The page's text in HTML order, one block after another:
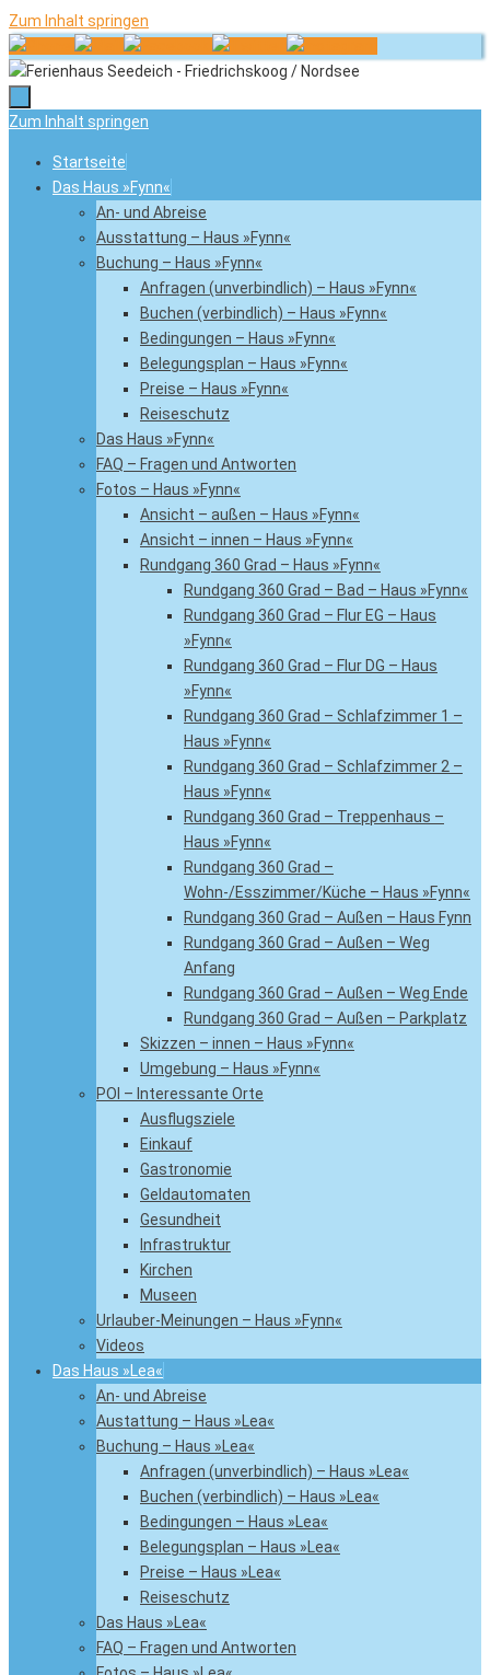
Zum Inhalt springen
Zum Inhalt springen
Startseite
Das Haus »Fynn«
An- und Abreise
Ausstattung – Haus »Fynn«
Buchung – Haus »Fynn«
Anfragen (unverbindlich) – Haus »Fynn«
Buchen (verbindlich) – Haus »Fynn«
Bedingungen – Haus »Fynn«
Belegungsplan – Haus »Fynn«
Preise – Haus »Fynn«
Reiseschutz
Das Haus »Fynn«
FAQ – Fragen und Antworten
Fotos – Haus »Fynn«
Ansicht – außen – Haus »Fynn«
Ansicht – innen – Haus »Fynn«
Rundgang 360 Grad – Haus »Fynn«
Rundgang 360 Grad – Bad – Haus »Fynn«
Rundgang 360 Grad – Flur EG – Haus
»Fynn«
Rundgang 360 Grad – Flur DG – Haus
»Fynn«
Rundgang 360 Grad – Schlafzimmer 1 –
Haus »Fynn«
Rundgang 360 Grad – Schlafzimmer 2 –
Haus »Fynn«
Rundgang 360 Grad – Treppenhaus –
Haus »Fynn«
Rundgang 360 Grad –
Wohn-/Esszimmer/Küche – Haus »Fynn«
Rundgang 360 Grad – Außen – Haus Fynn
Rundgang 360 Grad – Außen – Weg
Anfang
Rundgang 360 Grad – Außen – Weg Ende
Rundgang 360 Grad – Außen – Parkplatz
Skizzen – innen – Haus »Fynn«
Umgebung – Haus »Fynn«
POI – Interessante Orte
Ausflugsziele
Einkauf
Gastronomie
Geldautomaten
Gesundheit
Infrastruktur
Kirchen
Museen
Urlauber-Meinungen – Haus »Fynn«
Videos
Das Haus »Lea«
An- und Abreise
Austattung – Haus »Lea«
Buchung – Haus »Lea«
Anfragen (unverbindlich) – Haus »Lea«
Buchen (verbindlich) – Haus »Lea«
Bedingungen – Haus »Lea«
Belegungsplan – Haus »Lea«
Preise – Haus »Lea«
Reiseschutz
Das Haus »Lea«
FAQ – Fragen und Antworten